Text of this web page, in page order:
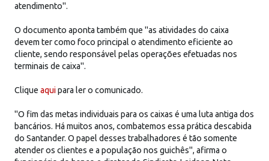
atendimento".
O documento aponta também que "as atividades do caixa
devem ter como foco principal o atendimento eficiente ao
cliente, sendo responsável pelas operações efetuadas nos
terminais de caixa".
Clique aquipara ler o comunicado.
"O fim das metas individuais para os caixas é uma luta antiga dos
bancários. Há muitos anos, combatemos essa prática descabida
do Santander. O papel desses trabalhadores é tão somente
atender os clientes e a população nos guichês", afirma o